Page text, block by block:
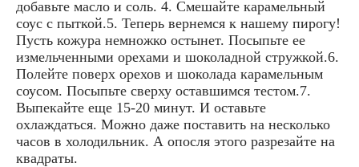
добавьте масло и соль. 4. Смешайте карамельный
соус с пыткой.5. Теперь вернемся к нашему пирогу!
Пусть кожура немножко остынет. Посыпьте ее
измельченными орехами и шоколадной стружкой.6.
Полейте поверх орехов и шоколада карамельным
соусом. Посыпьте сверху оставшимся тестом.7.
Выпекайте еще 15-20 минут. И оставьте
охлаждаться. Можно даже поставить на несколько
часов в холодильник. А опосля этого разрезайте на
квадраты.